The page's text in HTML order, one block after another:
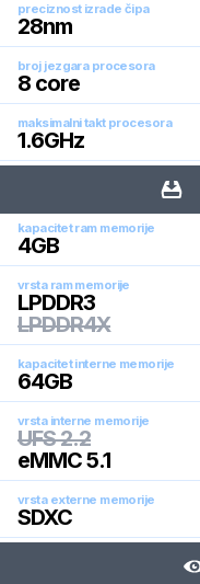
preciznost izrade čipa
28nm
broj jezgara procesora
8 core
maksimalni takt procesora
1.6GHz
kapacitet ram memorije
4GB
vrsta ram memorije
LPDDR3
LPDDR4X
kapacitet interne memorije
64GB
vrsta interne memorije
UFS 2.2
eMMC 5.1
vrsta externe memorije
SDXC